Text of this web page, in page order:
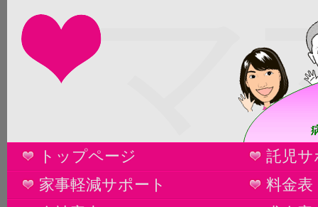
マ
トップページ
託児
家事軽減サポート
料金表